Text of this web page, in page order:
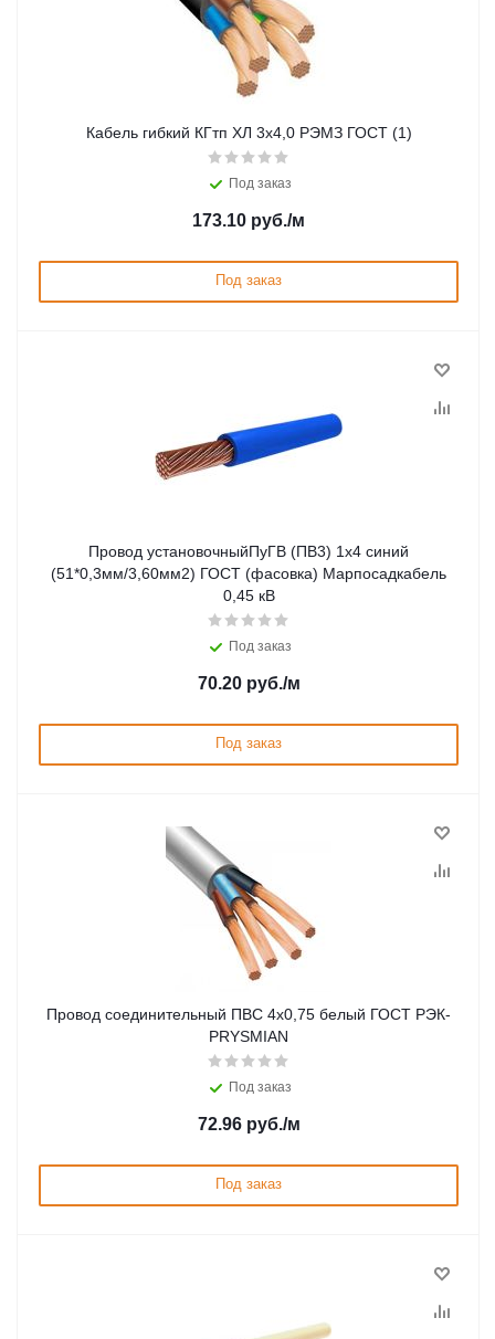
Кабель гибкий КГтп ХЛ 3х4,0 РЭМЗ ГОСТ (1)
Под заказ
173.10 руб./м
Под заказ
Провод установочныйПуГВ (ПВ3) 1х4 синий
(51*0,3мм/3,60мм2) ГОСТ (фасовка) Марпосадкабель
0,45 кВ
Под заказ
70.20руб./м
Под заказ
Провод соединительный ПВС 4х0,75 белый ГОСТ РЭК-
PRYSMIAN
Под заказ
72.96руб./м
Под заказ